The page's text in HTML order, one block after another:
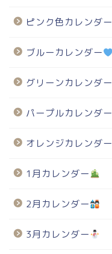
ピンク色カレンダー
ブルーカレンダー
グリーンカレンダー
パープルカレンダー
オレンジカレンダー
1月カレンダー
2月カレンダー
3月カレンダー